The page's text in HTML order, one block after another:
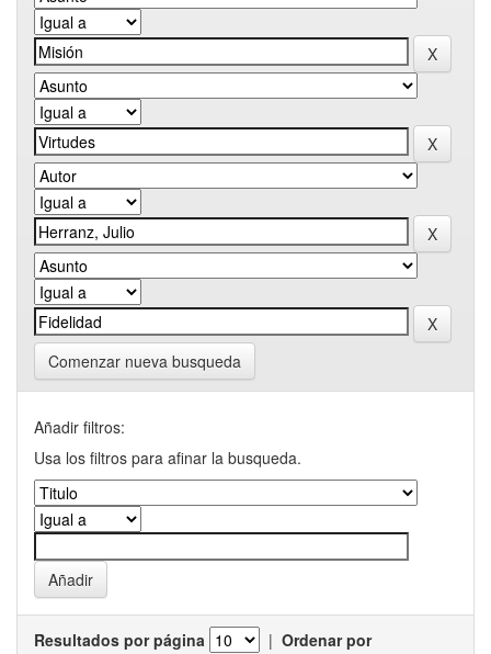
Comenzar nueva busqueda
Añadir filtros:
Usa los filtros para afinar la busqueda.
Resultados por página | Ordenar por